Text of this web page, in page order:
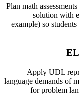
Plan math
solution with
example) so
Apply UDL
language demands of
for problem